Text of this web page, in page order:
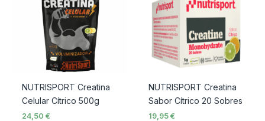
NUTRISPORT Creatina
Celular Cítrico 500g
24,50 €
NUTRISPORT Creatina
Sabor Cítrico 20 Sobres
19,95 €